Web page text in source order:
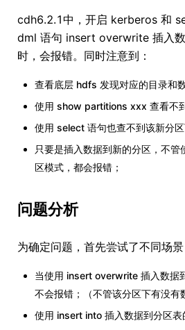
cdh6.2.1中，开启 kerberos 和
dml 语句 insert overwrite 插入
时，会报错。同时注意到：
查看底层 hdfs 发现对应的目录和
使用 show partitions xxx 查看不
使用 select 语句也查不到该新分区
只要是插入数据到新的分区，不
区模式，都会报错；
问题分析
为确定问题，首先尝试了不同场景
当使用 insert overwrite 插入数据
不会报错；（不管该分区下有没有
使用 insert into 插入数据到分区表